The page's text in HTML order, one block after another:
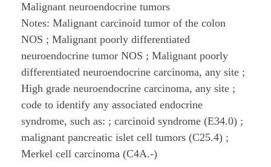
Malignant neuroendocrine tumors
Notes: Malignant carcinoid tumor of the colon
NOS ; Malignant poorly differentiated
neuroendocrine tumor NOS ; Malignant poorly
differentiated neuroendocrine carcinoma, any site ;
High grade neuroendocrine carcinoma, any site ;
code to identify any associated endocrine
syndrome, such as: ; carcinoid syndrome (E34.0) ;
malignant pancreatic islet cell tumors (C25.4) ;
Merkel cell carcinoma (C4A.-)